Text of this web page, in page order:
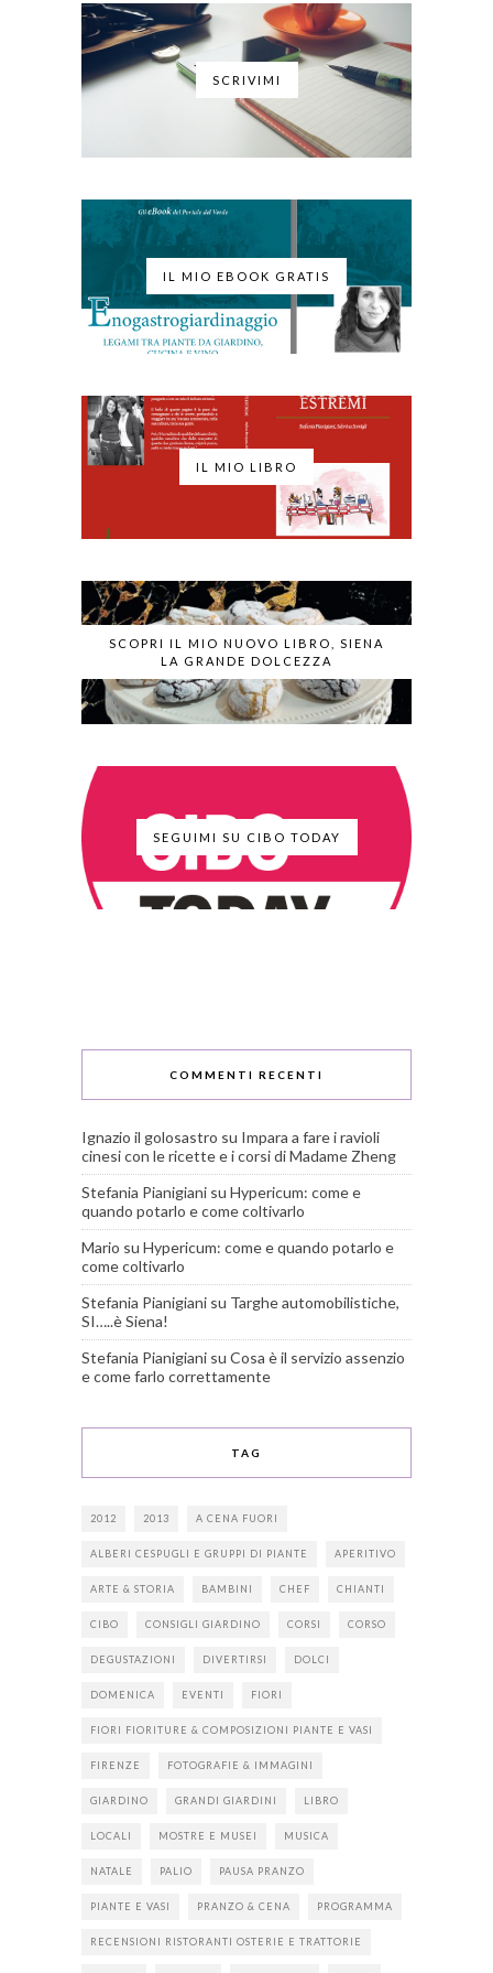
SCRIVIMI
IL MIO EBOOK GRATIS
IL MIO LIBRO
SCOPRI IL MIO NUOVO LIBRO, SIENA
LA GRANDE DOLCEZZA
SEGUIMI SU CIBO TODAY
COMMENTI RECENTI
Ignazio il golosastro su Impara a fare i ravioli
cinesi con le ricette e i corsi di Madame Zheng
Stefania Pianigiani su Hypericum: come e
quando potarlo e come coltivarlo
Mario su Hypericum: come e quando potarlo e
come coltivarlo
Stefania Pianigiani su Targhe automobilistiche,
SI…..è Siena!
Stefania Pianigiani su Cosa è il servizio assenzio
e come farlo correttamente
TAG
2012 2013 A CENA FUORI
ALBERI CESPUGLI E GRUPPI DI PIANTE APERITIVO
ARTE & STORIA BAMBINI CHEF CHIANTI
CIBO CONSIGLI GIARDINO CORSI CORSO
DEGUSTAZIONI DIVERTIRSI DOLCI
DOMENICA EVENTI FIORI
FIORI FIORITURE & COMPOSIZIONI PIANTE E VASI
FIRENZE FOTOGRAFIE & IMMAGINI
GIARDINO GRANDI GIARDINI LIBRO
LOCALI MOSTRE E MUSEI MUSICA
NATALE PALIO PAUSA PRANZO
PIANTE E VASI PRANZO & CENA PROGRAMMA
RECENSIONI RISTORANTI OSTERIE E TRATTORIE